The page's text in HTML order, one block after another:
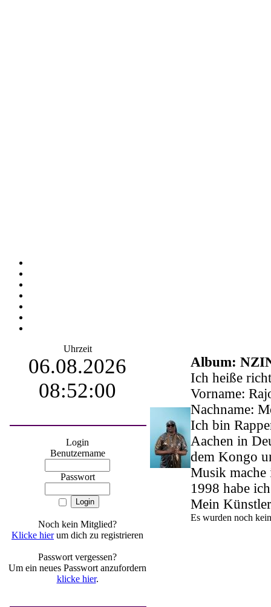
Uhrzeit
06.08.2026
08:52:01
Login
Benutzername
Passwort
Noch kein Mitglied?
Klicke hierum dich zu registrieren
Passwort vergessen?
Um ein neues Passwort anzufordern
klicke hier.
Album:
Ich heiße
Vorname:
Nachname:
Ich bin
Aachen in
dem Kongo
Musik mache
1998 habe
Mein
Es wurden noch